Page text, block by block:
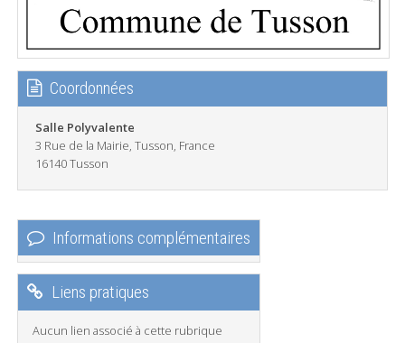
Coordonnées
Salle Polyvalente
3 Rue de la Mairie, Tusson, France
16140 Tusson
Informations complémentaires
Liens pratiques
Aucun lien associé à cette rubrique